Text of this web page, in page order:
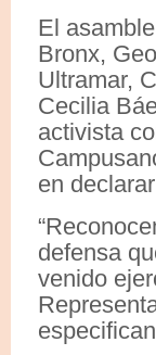
El
Bronx,
Ultramar,
Cecilia
activista
en
defensa
venido